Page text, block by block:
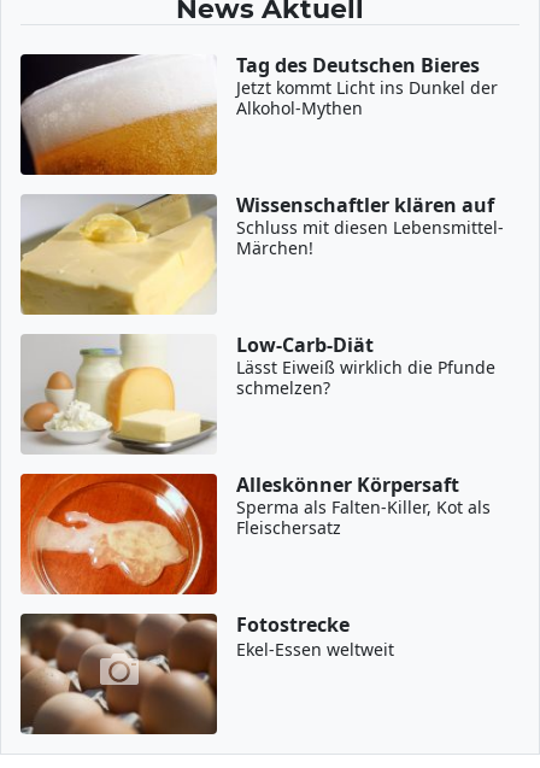
News Aktuell
Tag des Deutschen Bieres
Jetzt kommt Licht ins Dunkel der
Alkohol-Mythen
Wissenschaftler klären auf
Schluss mit diesen Lebensmittel-
Märchen!
Low-Carb-Diät
Lässt Eiweiß wirklich die Pfunde
schmelzen?
Alleskönner Körpersaft
Sperma als Falten-Killer, Kot als
Fleischersatz
Fotostrecke
Ekel-Essen weltweit